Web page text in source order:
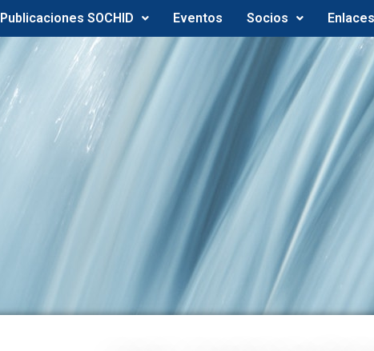
Publicaciones SOCHID Eventos Socios Enlaces